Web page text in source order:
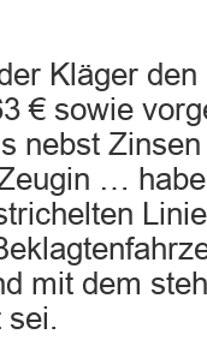
Kläger
€ sowie
nebst
…
mit dem
sei.